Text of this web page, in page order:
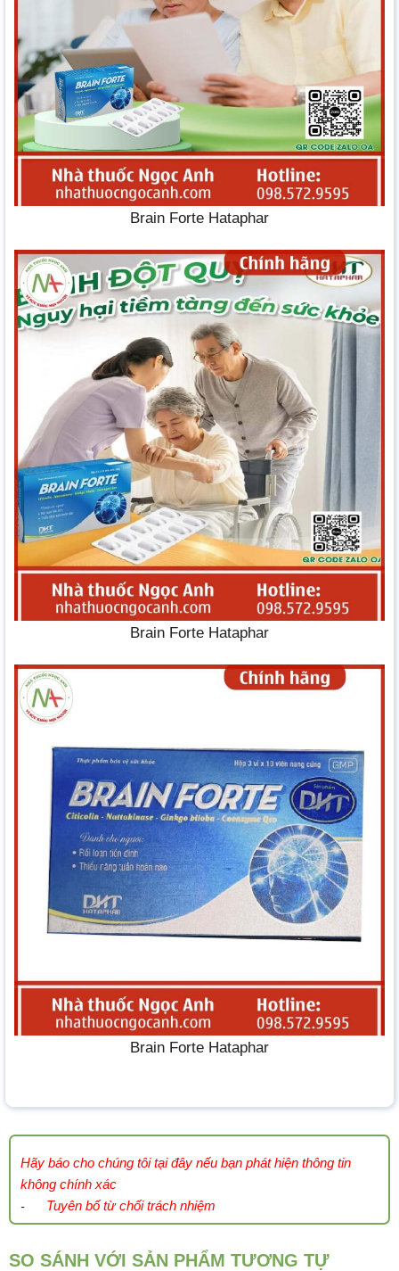
Brain Forte Hataphar
Brain Forte Hataphar
Brain Forte Hataphar
Hãy báo cho chúng tôi tại đây nếu bạn phát hiện thông tin
không chính xác
- Tuyên bố từ chối trách nhiệm
SO SÁNH VỚI SẢN PHẨM TƯƠNG TỰ